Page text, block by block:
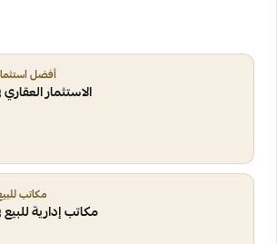
أفضل
الاستثمار العقاري
مكاتب
مكاتب إدارية للبيع